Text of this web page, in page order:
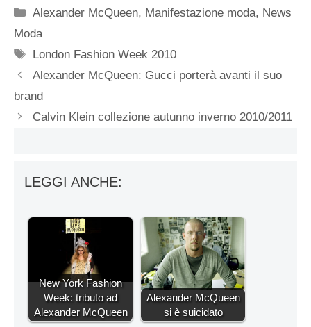
Categorie
Alexander McQueen, Manifestazione moda, News
Moda
Tag
London Fashion Week 2010
Alexander McQueen: Gucci porterà avanti il suo
brand
Calvin Klein collezione autunno inverno 2010/2011
LEGGI ANCHE:
New York Fashion
Week: tributo ad
Alexander McQueen
Alexander McQueen
si è suicidato